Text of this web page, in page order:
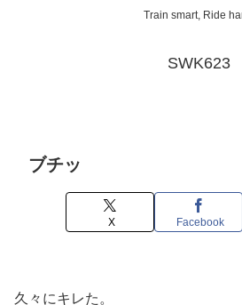
Train smart, Ride
SWK623
ブチッ
X Facebook
久々にキレた。